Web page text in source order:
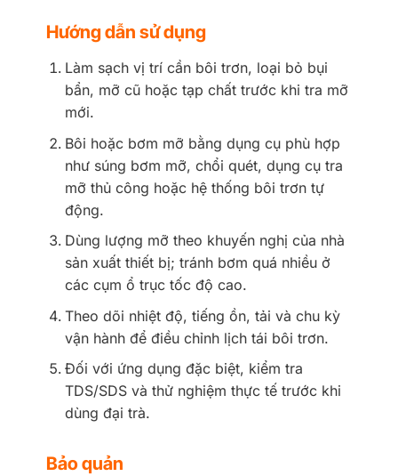
Hướng dẫn sử dụng
Làm sạch vị trí cần bôi trơn, loại bỏ bụi
bẩn, mỡ cũ hoặc tạp chất trước khi tra mỡ
mới.
Bôi hoặc bơm mỡ bằng dụng cụ phù hợp
như súng bơm mỡ, chổi quét, dụng cụ tra
mỡ thủ công hoặc hệ thống bôi trơn tự
động.
Dùng lượng mỡ theo khuyến nghị của nhà
sản xuất thiết bị; tránh bơm quá nhiều ở
các cụm ổ trục tốc độ cao.
Theo dõi nhiệt độ, tiếng ồn, tải và chu kỳ
vận hành để điều chỉnh lịch tái bôi trơn.
Đối với ứng dụng đặc biệt, kiểm tra
TDS/SDS và thử nghiệm thực tế trước khi
dùng đại trà.
Bảo quản